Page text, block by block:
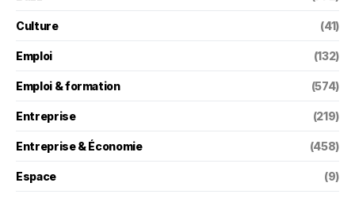
Culture (41)
Emploi (132)
Emploi & formation (574)
Entreprise (219)
Entreprise & Économie (458)
Espace (9)